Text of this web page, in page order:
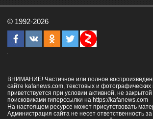
Контактная информация
© 1992-2026
ВНИМАНИЕ! Частичное или полное
сайте kafanews.com, текстовых и
приветствуется при условии активной, не
поисковиками гиперссылки на https://kafanews.com
На настоящем ресурсе может присутствовать
Администрация сайта не несет ответственность